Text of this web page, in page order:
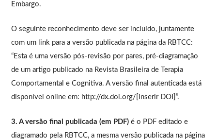
Embargo.
O seguinte reconhecimento deve ser incluído, juntamente
com um link para a versão publicada na página da RBTCC:
“Esta é uma versão pós-revisão por pares, pré-diagramação
de um artigo publicado na Revista Brasileira de Terapia
Comportamental e Cognitiva. A versão final autenticada está
disponível online em: http://dx.doi.org/[inserir DOI]”.
3. A versão final publicada (em PDF)é o PDF editado e
diagramado pela RBTCC, a mesma versão publicada na página